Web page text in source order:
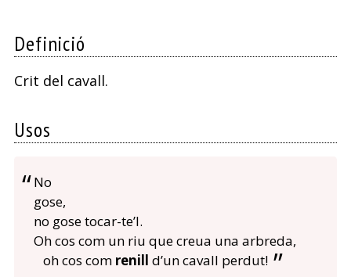
Definició
Crit del cavall.
Usos
No
gose,
no gose tocar-te’l.
Oh cos com un riu que creua una arbreda,
oh cos com renill d’un cavall perdut!